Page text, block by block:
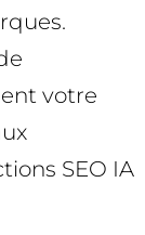
votre
SEO IA